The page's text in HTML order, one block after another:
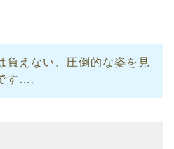
負えない、圧倒的な姿を見
す…。